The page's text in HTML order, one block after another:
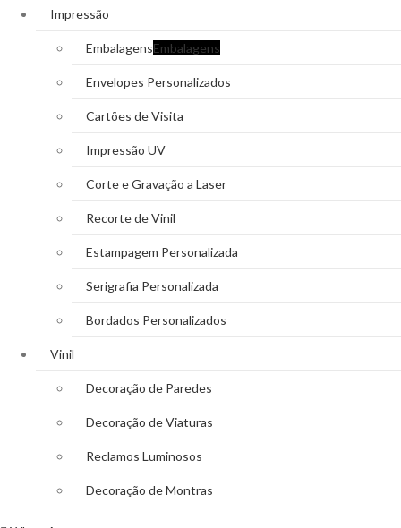
Impressão
EmbalagensEmbalagens
Envelopes Personalizados
Cartões de Visita
Impressão UV
Corte e Gravação a Laser
Recorte de Vinil
Estampagem Personalizada
Serigrafia Personalizada
Bordados Personalizados
Vinil
Decoração de Paredes
Decoração de Viaturas
Reclamos Luminosos
Decoração de Montras